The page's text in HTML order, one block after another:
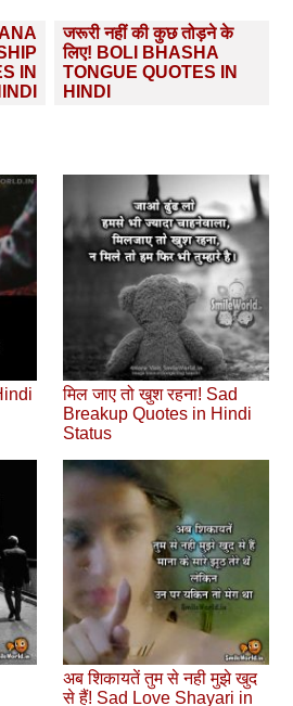
IN
जरूरी नहीं की कुछ तोड़ने के
लिए! BOLI BHASHA
TONGUE QUOTES IN
HINDI
मिल जाए तो खुश रहना! Sad
Breakup Quotes in Hindi
Status
अब शिकायतें तुम से नही मुझे खुद
से हैं! Sad Love Shayari in